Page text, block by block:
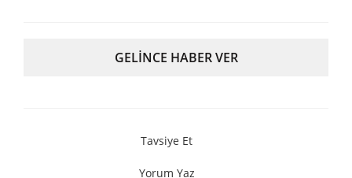
GELİNCE HABER VER
Tavsiye Et
Yorum Yaz